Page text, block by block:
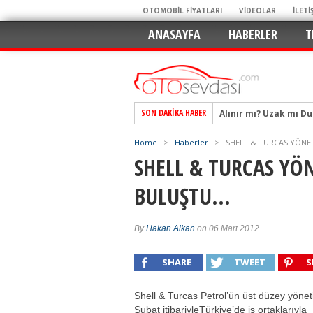
OTOMOBİL FİYATLARI VİDEOLAR
ANASAYFA HABERLER
SON DAKIKA HABER
Alınır mı? Uzak mı
Alpine A290 GTS:
EAT8’e Veda,
Crossover
Mercedes-Benz
Keskin Hatlar, GR
Geleceğin Kompakt
Pazarın Lideri,
Hem Şehirli Hem
Home > Haberler > SHELL & TURCAS
SHELL & TURCAS
BULUŞTU…
ByHakan Alkan on 06 Mart 2012
SHARE TWEET
Shell & Turcas Petrol’ün üst düzey
Şubat itibariyleTürkiye’de iş ortaklarıyla